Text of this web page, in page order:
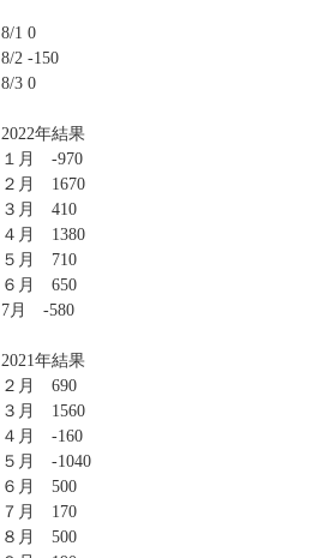
8/1 0
8/2 -150
8/3 0
2022年結果
１月 -970
２月 1670
３月 410
４月 1380
５月 710
６月 650
7月 -580
2021年結果
２月 690
３月 1560
４月 -160
５月 -1040
６月 500
７月 170
８月 500